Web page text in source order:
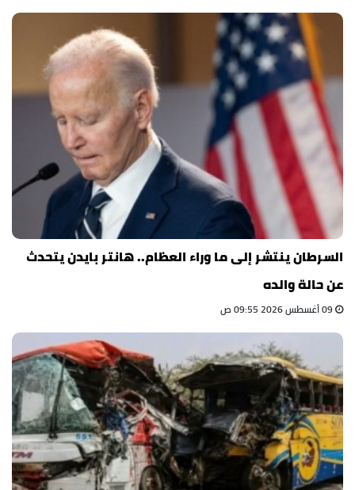
السرطان ينتشر إلى ما وراء العظام.. هانتر بايدن يتحدث
عن حالة والده